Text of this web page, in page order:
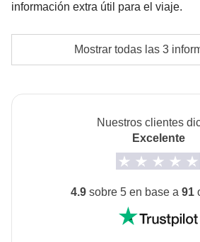
proveedores locales ajenos a
aplican sus condiciones;
su gestión ni asume
información extra útil para el viaje.
Alojamiento
Info sobre habitaciones
Ver todos los detalles
Mostrar todas las 3
Nuestros clientes
Excelente
4.9sobre 5 en base a 91